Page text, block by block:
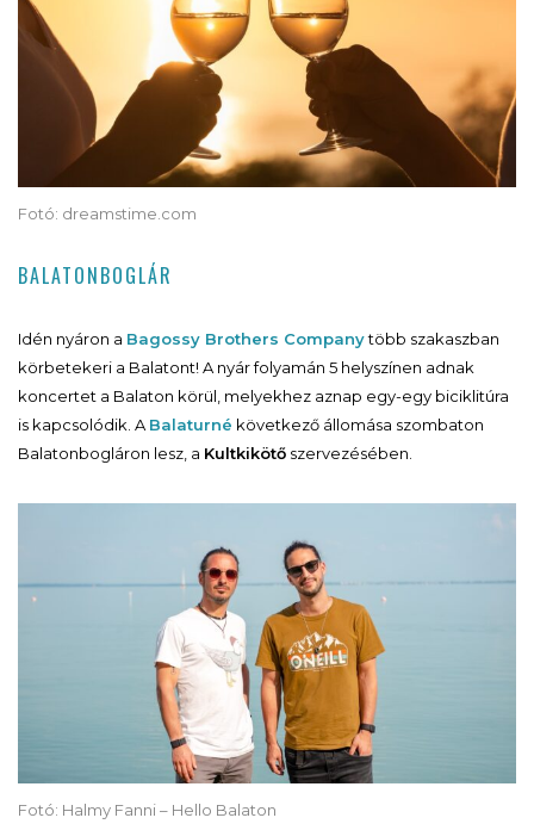
Fotó: dreamstime.com
BALATONBOGLÁR
Idén nyáron a Bagossy Brothers Companytöbb szakaszban
körbetekeri a Balatont! A nyár folyamán 5 helyszínen adnak
koncertet a Balaton körül, melyekhez aznap egy-egy biciklitúra
is kapcsolódik. A Balaturné következő állomása szombaton
Balatonbogláron lesz, a Kultkikötő szervezésében.
Fotó: Halmy Fanni – Hello Balaton